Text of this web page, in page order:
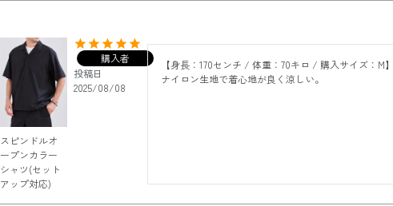
スピンドルオ
ープンカラー
シャツ(セット
アップ対応)
購入者
投稿日
2025/08/08
【身長：170センチ / 体重：70キロ / 購入サイズ：M
ナイロン生地で着心地が良く涼しい。